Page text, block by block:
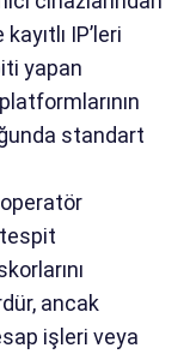
IP’leri
yapan
standart
tespit
ancak
işleri veya